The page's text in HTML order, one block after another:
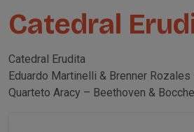
Catedral
Catedral Erudita
Eduardo Martinelli & Brenner
Quarteto Aracy – Beethoven &